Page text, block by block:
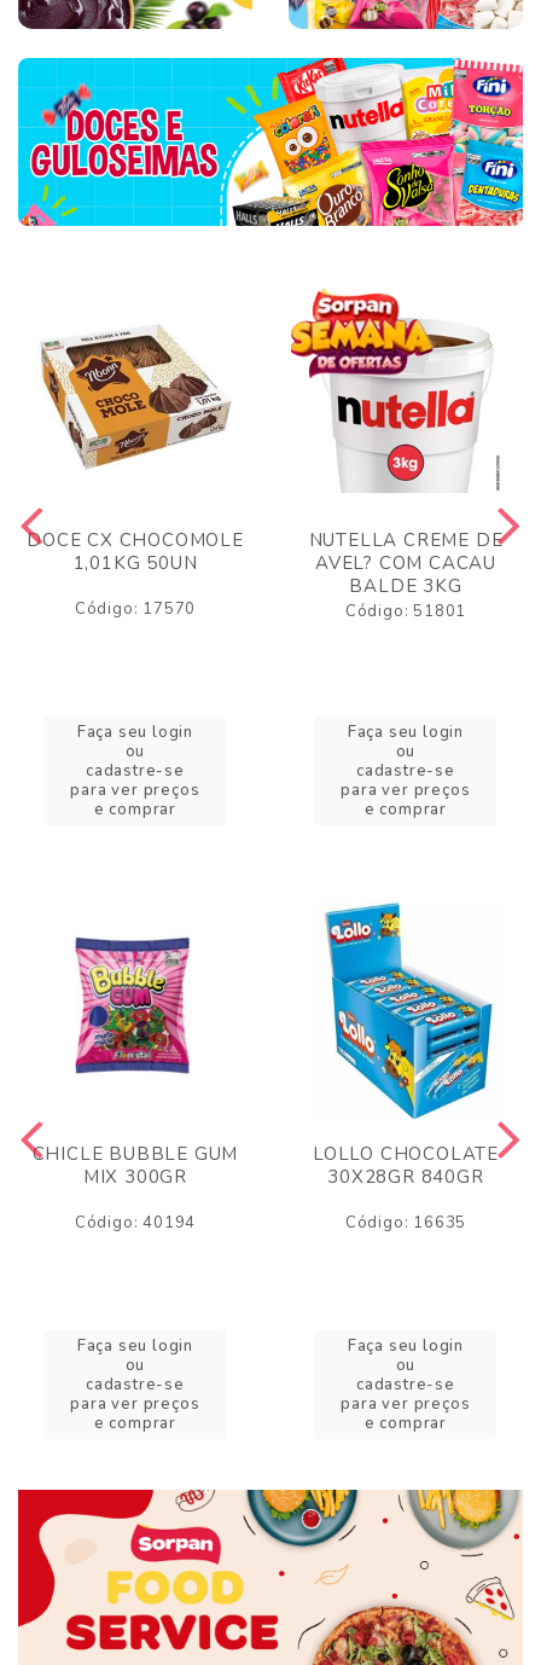
DOCE CX CHOCOMOLE
1,01KG 50UN
Código: 17570
Faça seu login
ou
cadastre-se
para ver preços
e comprar
NUTELLA CREME DE
AVEL? COM CACAU
BALDE 3KG
Código: 51801
Faça seu login
ou
cadastre-se
para ver preços
e comprar
CHICLE BUBBLE GUM
MIX 300GR
Código: 40194
Faça seu login
ou
cadastre-se
para ver preços
e comprar
LOLLO CHOCOLATE
30X28GR 840GR
Código: 16635
Faça seu login
ou
cadastre-se
para ver preços
e comprar